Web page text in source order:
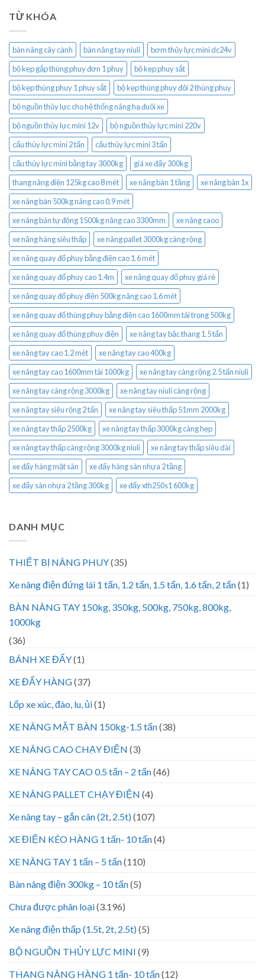
TỪ KHÓA
bàn nâng cây cành bàn nâng tay niuli
bơm thủy lực mini dc24v
bộ kẹp gắp thùng phuy đơn 1 phuy
bộ kẹp phuy sắt
bộ kẹp thùng phuy 1 phuy sắt
bộ kẹp thùng phuy đôi 2 thùng phuy
bộ nguồn thủy lực cho hệ thống nâng hạ đuôi xe
bộ nguồn thủy lực mini 12v
bộ nguồn thủy lực mini 220v
cẩu thủy lực mini 2 tấn
cẩu thủy lực mini 3 tấn
cẩu thủy lực mini bằng tay 3000kg
giá xe đẩy 300kg
thang nâng điện 125kg cao 8 mét
xe nâng bàn 1 tầng
xe nâng bàn 1x
xe nâng bàn 500kg nâng cao 0.9 mét
xe nâng bán tự động 1500kg nâng cao 3300mm
xe nâng caoo
xe nâng hàng siêu thấp
xe nâng pallet 3000kg càng rộng
xe nâng quay đổ phuy bằng điện cao 1.6 mét
xe nâng quay đổ phuy cao 1.4m
xe nâng quay đổ phuy giá rẻ
xe nâng quay đổ phuy điện 500kg nâng cao 1.6 mét
xe nâng quay đổ thùng phuy bằng điện cao 1600mm tải trọng 500kg
xe nâng quay đổ thùng phuy điện
xe nâng tay bậc thang 1.5 tấn
xe nâng tay cao 1.2 mét
xe nâng tay cao 400kg
xe nâng tay cao 1600mm tải 1000kg
xe nâng tay càng rộng 2.5 tấn niuli
xe nâng tay càng rộng 3000kg
xe nâng tay niuli càng rộng
xe nâng tay siêu rộng 2 tấn
xe nâng tay siêu thấp 51mm 2000kg
xe nâng tay thấp 2500kg
xe nâng tay thấp 3000kg càng hẹp
xe nâng tay thấp càng rộng 3000kg niuli
xe nâng tay thấp siêu dài
xe đẩy hàng mặt sàn
xe đẩy hàng sàn nhựa 2 tầng
xe đẩy sàn nhựa 2 tầng 300kg
xe đẩy xth250s1 600kg
DANH MỤC
THIẾT BỊ NÂNG PHUY(35)
Xe nâng điện đứng lái 1 tấn, 1.2 tấn, 1.5 tấn, 1.6 tấn, 2 tấn(1)
BÀN NÂNG TAY 150kg, 350kg, 500kg, 750kg, 800kg,
1000kg
(36)
BÁNH XE ĐẨY(1)
XE ĐẨY HÀNG(37)
Lốp xe xúc, đào, lu, ủi(1)
XE NÂNG MẶT BÀN 150kg-1.5 tấn(38)
XE NÂNG CAO CHẠY ĐIỆN (3)
XE NÂNG TAY CAO 0.5 tấn – 2 tấn(46)
XE NÂNG PALLET CHẠY ĐIỆN (4)
Xe nâng tay – gắn cân (2t, 2.5t)(107)
XE ĐIỆN KÉO HÀNG 1 tấn- 10 tấn(4)
XE NÂNG TAY 1 tấn – 5 tấn(110)
Bàn nâng điện 300kg – 10 tấn(5)
Chưa được phân loại(3.196)
Xe nâng điện thấp (1.5t, 2t, 2.5t)(5)
BỘ NGUỒN THỦY LỰC MINI (9)
THANG NÂNG HÀNG 1 tấn- 10 tấn(12)